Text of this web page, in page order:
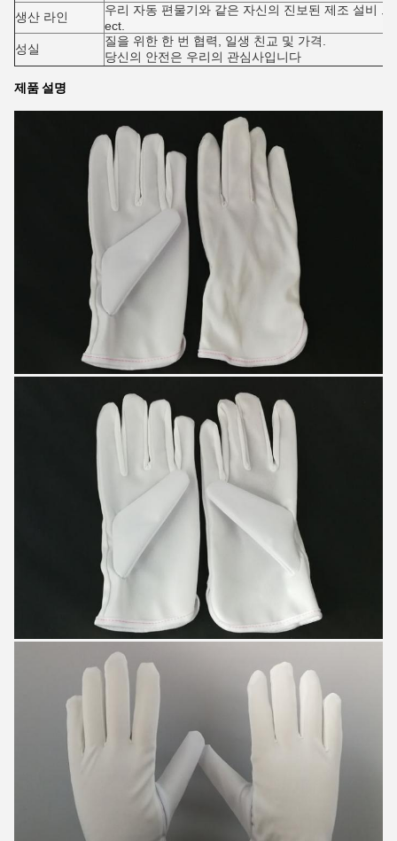
생산 라인
우리 자동 편물기와 같은 자신의 진보된 제조 설비
ect.
성실
질을 위한 한 번 협력, 일생 친교 및 가격.
당신의 안전은 우리의 관심사입니다
제품 설명